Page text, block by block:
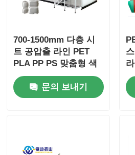
700-1500mm 다층 시
트 공압출 라인 PET
PLA PP PS 맞춤형 색
상
문의 보내기